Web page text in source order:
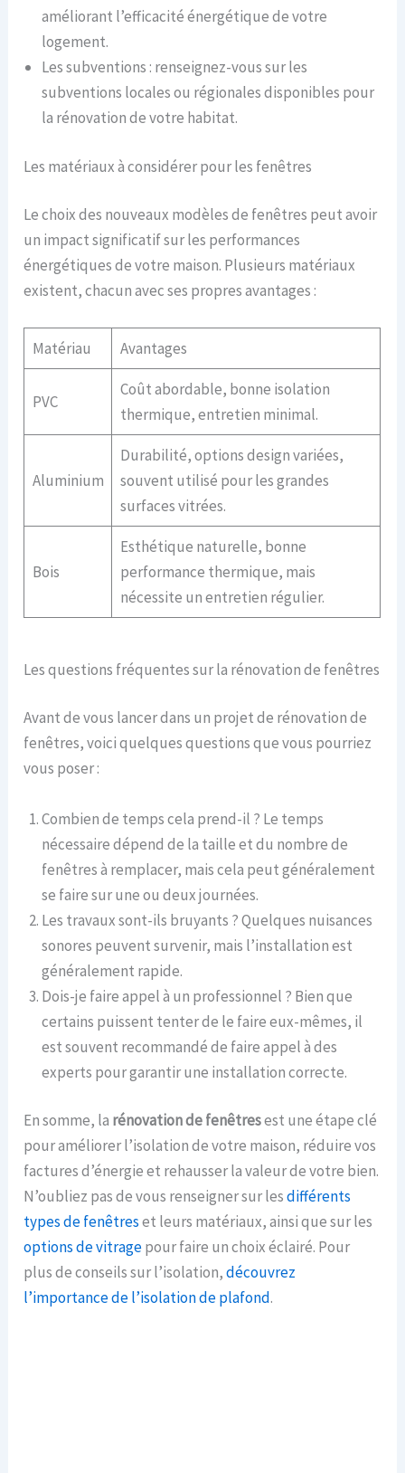
améliorant l’efficacité énergétique de votre
logement.
Les subventions : renseignez-vous sur les
subventions locales ou régionales disponibles pour
la rénovation de votre habitat.
Les matériaux à considérer pour les fenêtres
Le choix des nouveaux modèles de fenêtres peut avoir
un impact significatif sur les performances
énergétiques de votre maison. Plusieurs matériaux
existent, chacun avec ses propres avantages :
Matériau Avantages
PVC
Coût abordable, bonne isolation
thermique, entretien minimal.
Aluminium
Durabilité, options design variées,
souvent utilisé pour les grandes
surfaces vitrées.
Bois
Esthétique naturelle, bonne
performance thermique, mais
nécessite un entretien régulier.
Les questions fréquentes sur la rénovation de fenêtres
Avant de vous lancer dans un projet de rénovation de
fenêtres, voici quelques questions que vous pourriez
vous poser :
Combien de temps cela prend-il ? Le temps
nécessaire dépend de la taille et du nombre de
fenêtres à remplacer, mais cela peut généralement
se faire sur une ou deux journées.
Les travaux sont-ils bruyants ? Quelques nuisances
sonores peuvent survenir, mais l’installation est
généralement rapide.
Dois-je faire appel à un professionnel ? Bien que
certains puissent tenter de le faire eux-mêmes, il
est souvent recommandé de faire appel à des
experts pour garantir une installation correcte.
En somme, la rénovation de fenêtresest une étape clé
pour améliorer l’isolation de votre maison, réduire vos
factures d’énergie et rehausser la valeur de votre bien.
N’oubliez pas de vous renseigner sur lesdifférents
types de fenêtreset leurs matériaux, ainsi que sur les
options de vitragepour faire un choix éclairé. Pour
plus de conseils sur l’isolation,découvrez
l’importance de l’isolation de plafond.